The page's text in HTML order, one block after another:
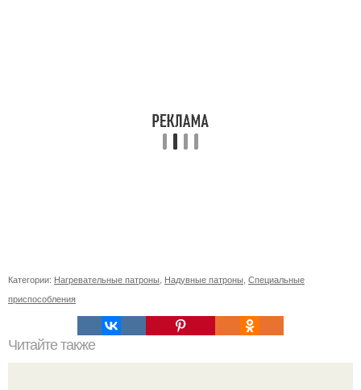
Категории: Нагревательные патроны Надувные патроны Специальные
приспособления
Читайте также